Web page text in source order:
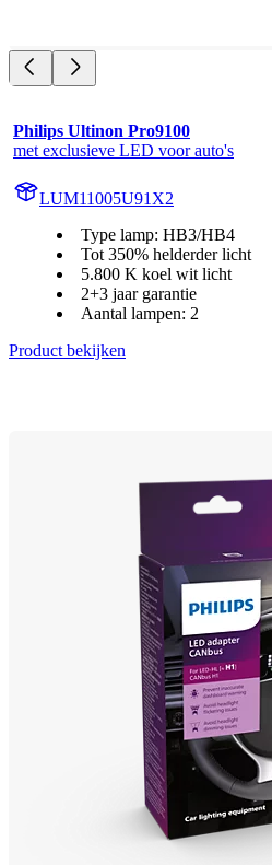
Philips Ultinon Pro9100
met exclusieve LED voor auto's
LUM11005U91X2
Type lamp: HB3/HB4
Tot 350% helderder licht
5.800 K koel wit licht
2+3 jaar garantie
Aantal lampen: 2
Product bekijken